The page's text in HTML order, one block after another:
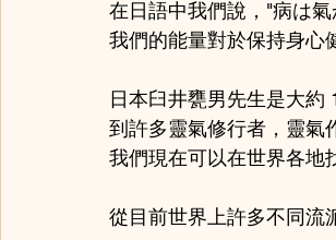
在日語中我們說，"病は
我們的能量對於保持身心
日本臼井甕男先生是大
到許多靈氣修行者，靈氣
我們現在可以在世界各地
從目前世界上許多不同流